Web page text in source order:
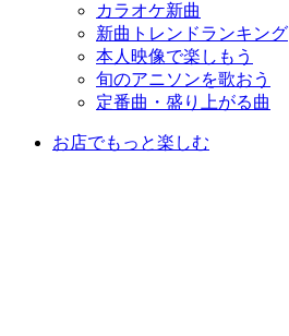
カラオケ新曲
新曲トレンドランキング
本人映像で楽しもう
旬のアニソンを歌おう
定番曲・盛り上がる曲
お店でもっと楽しむ